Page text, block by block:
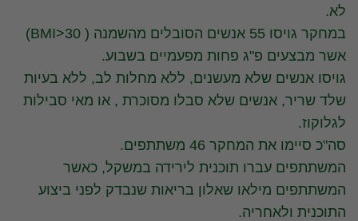
לא.
במחקר גויסו 55 אנשים הסובלים מהשמנה ( BMI>30)
אשר מבצעים פ"ג פחות מפעמיים בשבוע.
גויסו אנשים שלא מעשנים, ללא מחלות לב, ללא בעיות
שלד שריר, אנשים שלא סבלו מסוכרת , או מאי סבילות
לגלוקוז.
סה"כ סיימו את המחקר 46 משתתפים.
המשתתפים עברו תוכנית לירידה במשקל, כאשר
המשתתפים מילאו שאלון בריאות שנבדק לפני ביצוע
התוכנית ולאחריה.